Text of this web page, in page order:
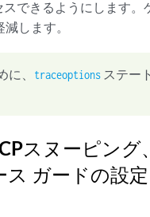
できるようにします。
します。
に、 traceoptions ステー
スヌーピン
ス ガードの設定